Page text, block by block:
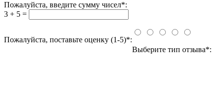
Пожалуйста, введите сумму чисел*:
3 + 5 =
Пожалуйста, поставьте оценку (1-5)*:
Выберите тип отзыва*: